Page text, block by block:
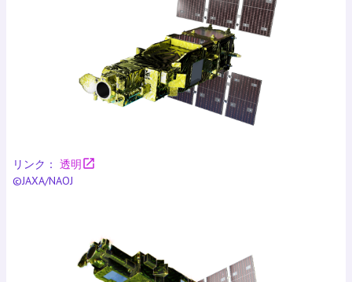
リンク： 透明open_in_new
©JAXA/NAOJ